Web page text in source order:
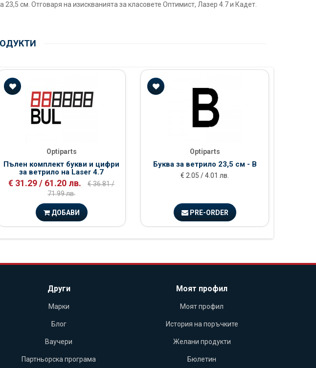
см. Отговаря на изискванията за класовете Оптимист, Лазер 4.7 и Кадет.
Optiparts
Пълен комплект букви и цифри
за ветрило на Laser 4.7
€ 31.29 / 61.20 лв.
€ 36.81 /
71.99 лв.
ДОБАВИ
Optiparts
Буква за ветрило 23,5 см - B
€ 2.05 / 4.01 лв.
PRE-ORDER
Други
Марки
Блог
Ваучери
Партньорска програма
Моят профил
Моят профил
История на поръчките
Желани продукти
Бюлетин